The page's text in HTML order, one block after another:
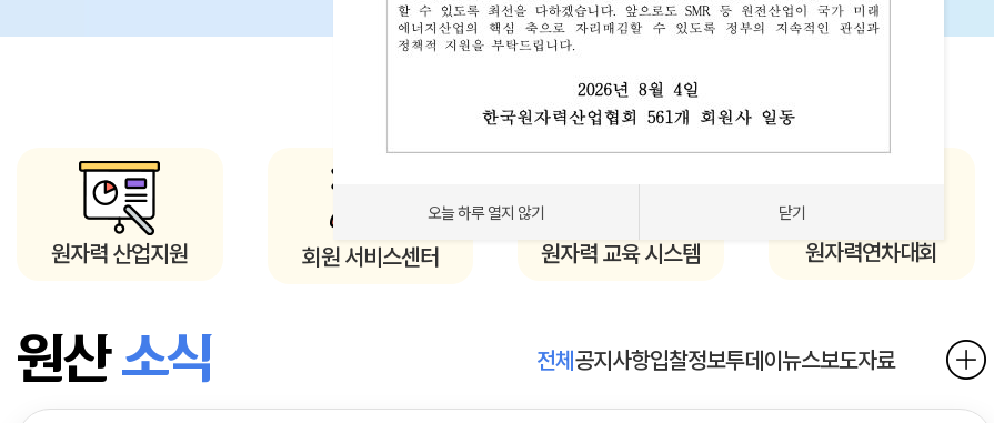
오늘 하루 열지 않기 닫기
원자력 산업지원 회원 서비스센터 원자력 교육 시스템 원자력연차대회
원산소식 전체 공지사항입찰정보투데이뉴스보도자료